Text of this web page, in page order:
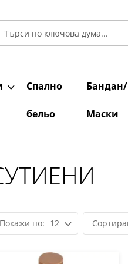
Спално
бельо
Бандан/
Маски
12